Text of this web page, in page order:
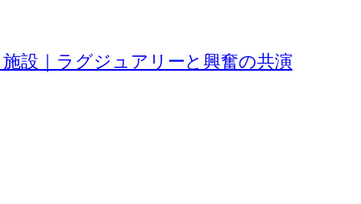
設｜ラグジュアリーと興奮の共演